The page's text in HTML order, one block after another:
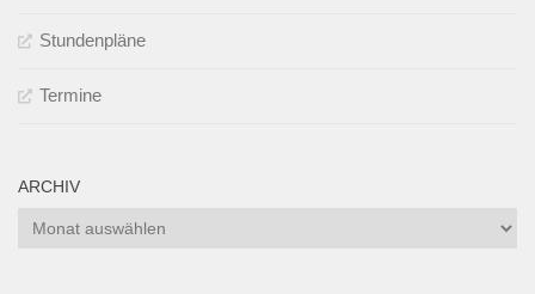
Stundenpläne
Termine
ARCHIV
Archiv